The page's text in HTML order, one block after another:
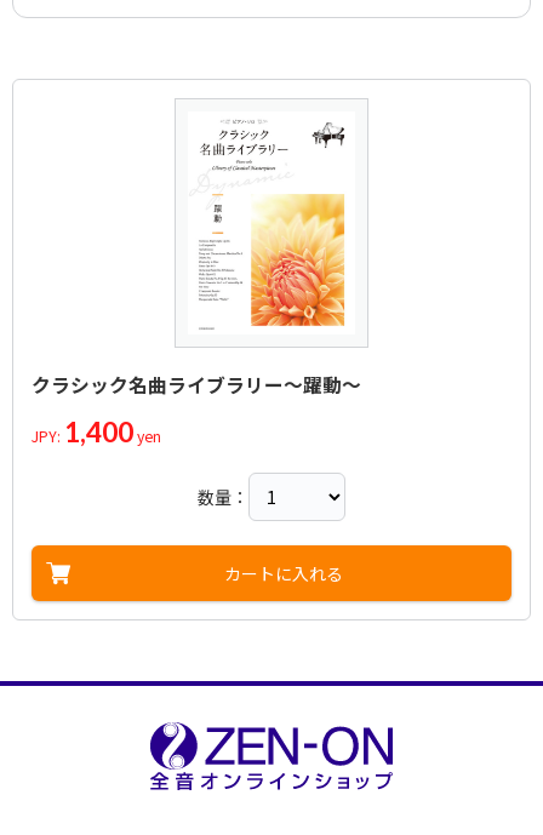
クラシック名曲ライブラリー～躍動～
JPY: 1,400yen
数量：
カートに入れる